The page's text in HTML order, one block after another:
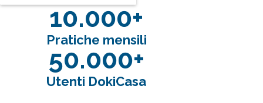
10.000+
Pratiche mensili
50.000+
Utenti DokiCasa